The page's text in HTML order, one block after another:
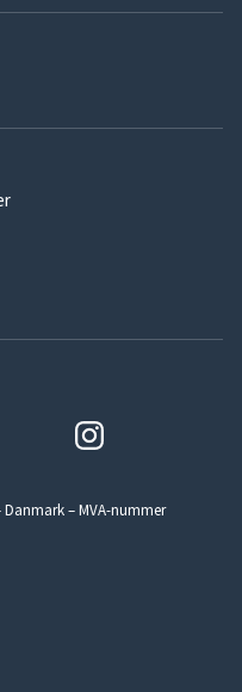
Danmark – MVA-nummer